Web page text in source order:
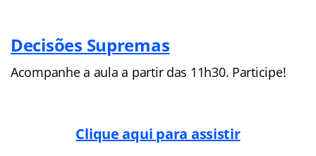
Decisões Supremas
Acompanhe a aula a partir das 11h30. Participe!
Clique aqui para assistir